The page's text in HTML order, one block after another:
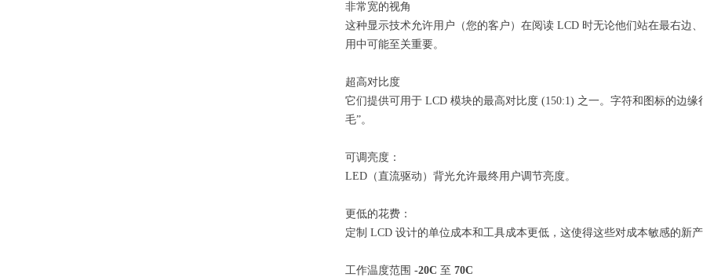
非常宽的视角
这种显示技术允许用户（您的客户）在阅读 LCD 时无论他们站在最右边
用中可能至关重要。
超高对比度
它们提供可用于 LCD 模块的最高对比度 (150:1) 之一。字符和图标的边
毛”。
可调亮度：
LED（直流驱动）背光允许最终用户调节亮度。
更低的花费：
定制 LCD 设计的单位成本和工具成本更低，这使得这些对成本敏感的新
工作温度范围 -20C 至 70C